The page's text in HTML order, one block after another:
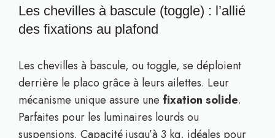
Les chevilles à bascule (toggle) : l’allié
des fixations au plafond
Les chevilles à bascule, ou toggle, se déploient
derrière le placo grâce à leurs ailettes. Leur
mécanisme unique assure une fixation solide.
Parfaites pour les luminaires lourds ou
suspensions. Capacité jusqu’à 3 kg, idéales pour